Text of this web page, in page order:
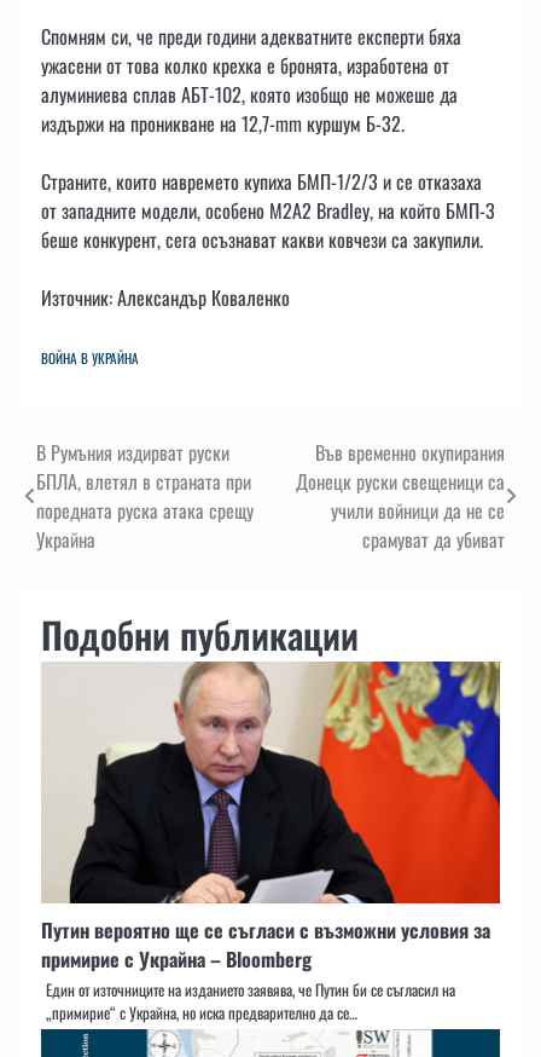
Спомням си, че преди години адекватните експерти бяха
ужасени от това колко крехка е бронята, изработена от
алуминиева сплав АБТ-102, която изобщо не можеше да
издържи на проникване на 12,7-mm куршум Б-32.
Страните, които навремето купиха БМП-1/2/3 и се отказаха
от западните модели, особено M2A2 Bradley, на който БМП-3
беше конкурент, сега осъзнават какви ковчези са закупили.
Източник: Александър Коваленко
ВОЙНА В УКРАЙНА
Навигация
В Румъния издирват руски
БПЛА, влетял в страната при
поредната руска атака срещу
Украйна
Във временно окупирания
Донецк руски свещеници са
учили войници да не се
срамуват да убиват
Подобни публикации
Путин вероятно ще се съгласи с възможни условия за
примирие с Украйна – Bloomberg
Един от източниците на изданието заявява, че Путин би се съгласил на
„примирие“ с Украйна, но иска предварително да се…